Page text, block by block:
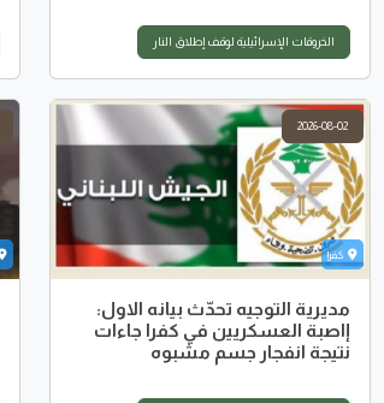
الخروقات الإسرائيلية لوقف إطلاق النار
2026-08-02
كفرا
مديرية التوجيه تحدّث بيانه الاول:
إاصبة العسكريين في كفرا جاءات
نتيجة انفجار جسم مشبوه